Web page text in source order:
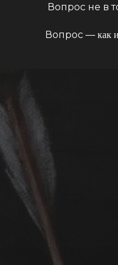
Вопрос не в
Вопрос — как